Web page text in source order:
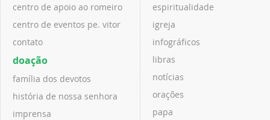
centro de apoio ao romeiro
centro de eventos pe. vitor
contato
doação
família dos devotos
história de nossa senhora
imprensa
espiritualidade
igreja
infográficos
libras
notícias
orações
papa